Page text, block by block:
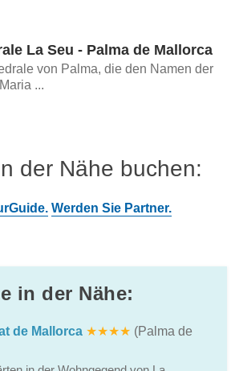
La Seu - Palma de Mallorca
von Palma, die den Namen der
...
der Nähe buchen:
Werden Sie Partner.
in der Nähe:
de Mallorca ★★★★ (Palma de